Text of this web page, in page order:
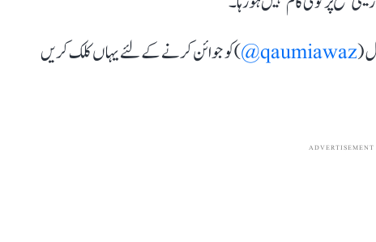
سطح پر کوئی کام نہیں ہو رہا۔
(
qaumiawaz@
) کو جوائن کرنے کے لئے یہاں کلک کریں